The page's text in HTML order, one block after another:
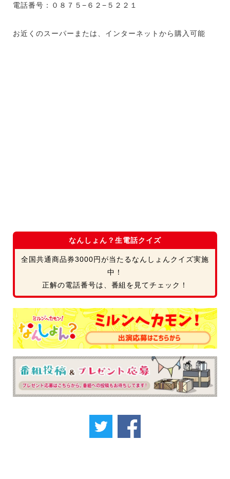
電話番号：０８７５−６２−５２２１
お近くのスーパーまたは、インターネットから購入可能
なんしょん？生電話クイズ
全国共通商品券3000円が当たるなんしょんクイズ実施
中！
正解の電話番号は、番組を見てチェック！